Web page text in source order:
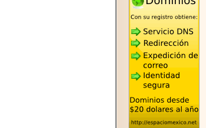
2026-05-25
"MARIACHAZO"
REÚNE A LAS
LEYENDAS
MARIACHI VARGAS
Y NUEVO
TECALITLÁN EN LA
ARENA CDMX.